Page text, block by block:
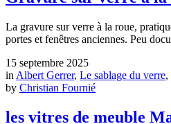
La gravure sur verre à la roue,
portes et fenêtres anciennes. Peu
15 septembre 2025
in Albert Gerrer, Le sablage du verre,
by Christian Fournié
les vitres de meuble